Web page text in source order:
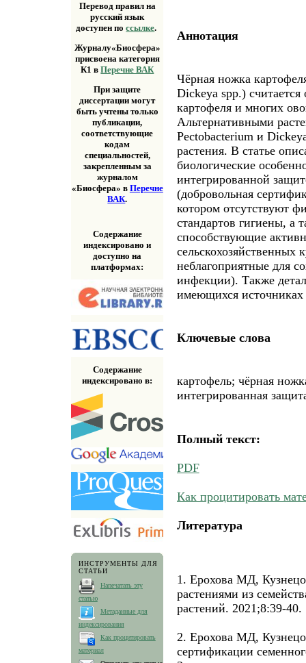
Перевод правил на
русский язык
доступен поссылке.
Журналу«Биосфера»
присвоена категория
К1 вПеречне ВАК
При защите
диссертации могут
быть учтены только
публикации,
соответствующие
кодам
специальностей,
закрепленным за
журналом
«Биосфера» в Перечне
ВАК.
Содержание
индексировано и
доступно на
платформах:
Содержание
индексировано в:
ИНСТРУМЕНТЫ ДЛЯ
СТАТЬИ
Напечатать эту
статью
Метаданные для
индексирования
Как процитировать
материал
Аннотация
Чёрная ножка
Dickeya spp.)
картофеля и многих
Альтернативными
Pectobacterium и
растения. В статье
биологические
интегрированной
(добровольная
котором отсутствуют
стандартов гигиены, а
способствующие
сельскохозяйственных
неблагоприятные для
инфекции). Также
имеющихся
Ключевые слова
картофель; чёрная
интегрированная
Полный текст:
PDF
Как процитировать
Литература
1. Ерохова МД,
растениями из
растений. 2021;8:39-40.
2. Ерохова МД,
сертификации